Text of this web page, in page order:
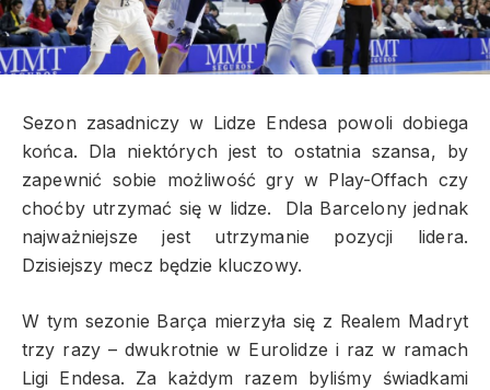
Sezon zasadniczy w Lidze Endesa powoli dobiega
końca. Dla niektórych jest to ostatnia szansa, by
zapewnić sobie możliwość gry w Play-Offach czy
choćby utrzymać się w lidze. Dla Barcelony jednak
najważniejsze jest utrzymanie pozycji lidera.
Dzisiejszy mecz będzie kluczowy.
W tym sezonie Barça mierzyła się z Realem Madryt
trzy razy – dwukrotnie w Eurolidze i raz w ramach
Ligi Endesa. Za każdym razem byliśmy świadkami